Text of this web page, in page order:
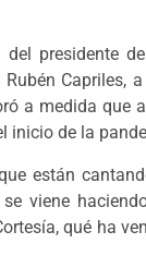
presidente
a medida que
inicio de la
están
viene
qué ha